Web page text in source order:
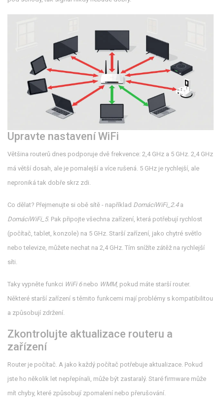
Upravte nastavení WiFi
Většina routerů dnes podporuje dvě frekvence: 2,4 GHz a 5 GHz. 2,4 GHz
má větší dosah, ale je pomalejší a více rušená. 5 GHz je rychlejší, ale
neproniká tak dobře skrz zdi.
Co dělat? Přejmenujte si obě sítě - například DomácíWiFi_2.4a
DomácíWiFi_5. Pak připojte všechna zařízení, která potřebují rychlost
(počítač, tablet, konzole) na 5 GHz. Starší zařízení, jako chytré světlo
nebo televize, můžete nechat na 2,4 GHz. Tím snížíte zátěž na rychlejší
síti.
Taky vypněte funkci WiFi 6nebo WMM, pokud máte starší router.
Některé starší zařízení s těmito funkcemi mají problémy s kompatibilitou
a způsobují zdržení.
Zkontrolujte aktualizace routeru a
zařízení
Router je počítač. A jako každý počítač potřebuje aktualizace. Pokud
jste ho několik let nepřepínali, může být zastaralý. Staré firmware může
mít chyby, které způsobují zpomalení nebo přerušování.